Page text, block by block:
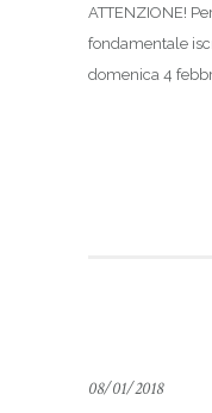
ATTENZIONE!
fondamentale
domenica 4
08/01/2018